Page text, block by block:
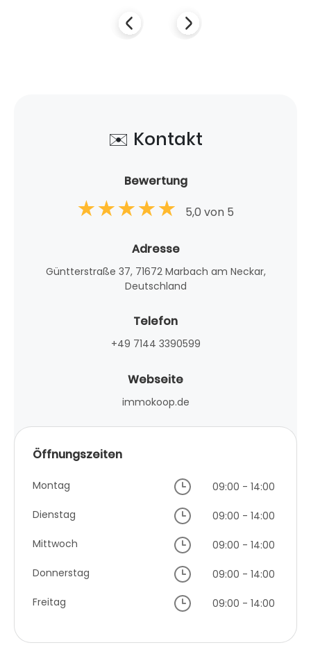
✉️ Kontakt
Bewertung
5,0 von 5
Adresse
Güntterstraße 37, 71672 Marbach am Neckar,
Deutschland
Telefon
+49 7144 3390599
Webseite
immokoop.de
Öffnungszeiten
Montag
09:00 - 14:00
Dienstag
09:00 - 14:00
Mittwoch
09:00 - 14:00
Donnerstag
09:00 - 14:00
Freitag
09:00 - 14:00